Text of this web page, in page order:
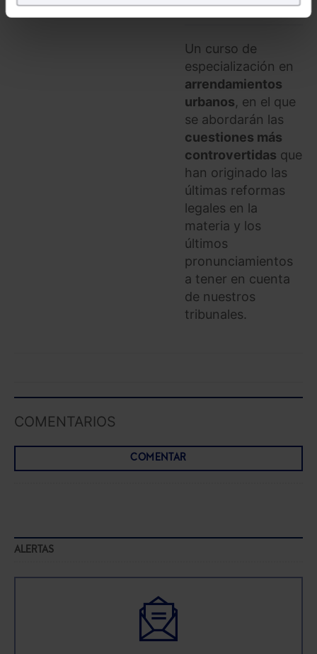
en la web sea óptima
todas las cookies excepto aquellas imprescindibles.
las cookies y
seleccionar solo aquellas que quieras permitir en tu
navegador. Si no seleccionas ninguna utilizaremos
las que sean indispensables para la navegación.
Saber más acerca de las cookies
Un curso de
especialización en
arrendamientos
urbanos, en el que
se abordarán las
cuestiones más
controvertidas que
han originado las
últimas reformas
legales en la
materia y los
últimos
pronunciamientos
a tener en cuenta
de nuestros
tribunales.
COMENTARIOS
COMENTAR
ALERTAS